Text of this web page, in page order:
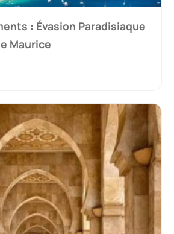
: Évasion Paradisiaque
Maurice